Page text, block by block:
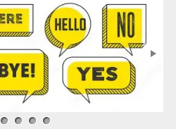
サンプル画像1
サンプル画像2
サンプル画像3